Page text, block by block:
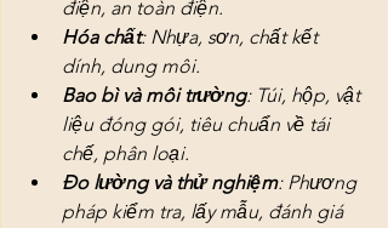
điện, an toàn điện.
Hóa chất: Nhựa, sơn, chất kết
dính, dung môi.
Bao bì và môi trường: Túi, hộp, vật
liệu đóng gói, tiêu chuẩn về tái
chế, phân loại.
Đo lường và thử nghiệm: Phương
pháp kiểm tra, lấy mẫu, đánh giá